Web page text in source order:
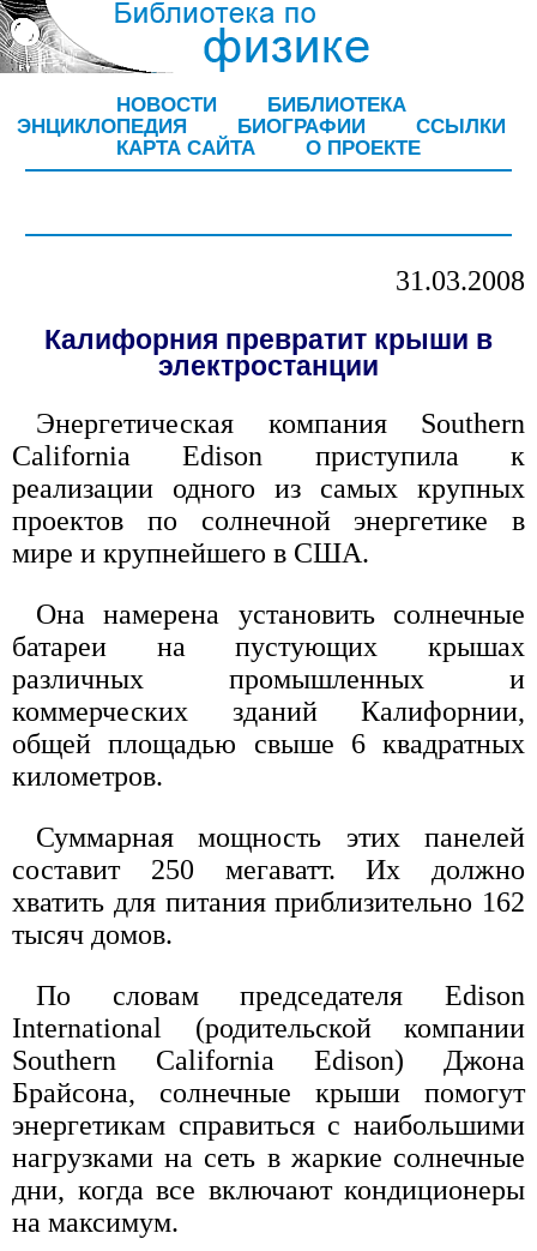
НОВОСТИ
БИБЛИОТЕКА
ЭНЦИКЛОПЕДИЯ
БИОГРАФИИ
ССЫЛКИ
КАРТА САЙТА
О ПРОЕКТЕ
31.03.2008
Калифорния превратит крыши в
электростанции
Энергетическая компания Southern
California Edison приступила к
реализации одного из самых крупных
проектов по солнечной энергетике в
мире и крупнейшего в США.
Она намерена установить солнечные
батареи на пустующих крышах
различных промышленных и
коммерческих зданий Калифорнии,
общей площадью свыше 6 квадратных
километров.
Суммарная мощность этих панелей
составит 250 мегаватт. Их должно
хватить для питания приблизительно 162
тысяч домов.
По словам председателя Edison
International (родительской компании
Southern California Edison) Джона
Брайсона, солнечные крыши помогут
энергетикам справиться с наибольшими
нагрузками на сеть в жаркие солнечные
дни, когда все включают кондиционеры
на максимум.